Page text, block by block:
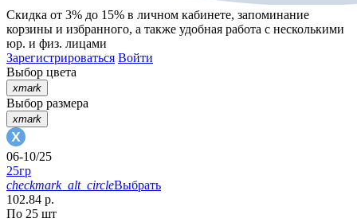
Скидка от 3% до 15% в личном кабинете, запоминание
корзины и избранного, а также удобная работа с несколькими
юр. и физ. лицами
Зарегистрироваться Войти
Выбор цвета
xmark
Выбор размера
xmark
06-10/25
25гр
checkmark_alt_circleВыбрать
102.84 р.
По 25 шт